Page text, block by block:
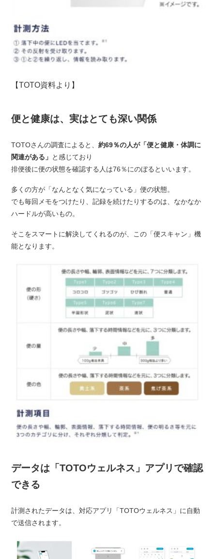
【TOTO資料より】
便と健康は、実はとても深い関係
TOTOさんの調査によると、約69％の人が「便と健康・体調に
関連がある」 と感じており
排便後に便の状態を確認する人は76％にのぼるといいます。
多くの方が「なんとなく気になっている」便の状態。
でも毎回メモをつけたり、記録を続けたりするのは、なかなか
ハードルが高いもの。
そこをスマートに解決してくれるのが、この「便スキャン」機
能となります。
データは「TOTOウェルネス」アプリで確認
できる
計測されたデータは、対応アプリ「TOTOウェルネス」に自動
で送信されます。